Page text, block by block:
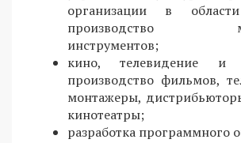
организации в
производство
инструментов;
кино, телевидение
производство фильмов,
монтажеры,
кинотеатры;
разработка программного